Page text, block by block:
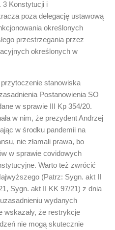
3 Konstytucji i
poza delegację ustawową
określonych
przestrzegania przez
określonych w
stanowiska
Postanowienia SO
w sprawie III Kp 354/20.
w nim, że prezydent Andrzej
w środku pandemii na
nie złamali prawa, bo
w sprawie covidowych
Warto też zwrócić
(Patrz: Sygn. akt II
Sygn. akt II KK 97/21) z dnia
wydanych
wskazały, że restrykcje
nie mogą skutecznie